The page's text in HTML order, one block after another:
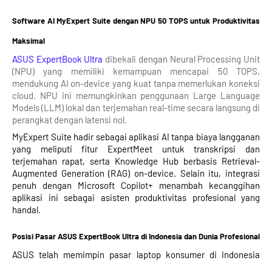
Software AI MyExpert Suite dengan NPU 50 TOPS untuk Produktivitas
Maksimal
ASUS ExpertBook Ultra dibekali dengan Neural Processing Unit
(NPU) yang memiliki kemampuan mencapai 50 TOPS,
mendukung AI on-device yang kuat tanpa memerlukan koneksi
cloud. NPU ini memungkinkan penggunaan Large Language
Models (LLM) lokal dan terjemahan real-time secara langsung di
perangkat dengan latensi nol.
MyExpert Suite hadir sebagai aplikasi AI tanpa biaya langganan
yang meliputi fitur ExpertMeet untuk transkripsi dan
terjemahan rapat, serta Knowledge Hub berbasis Retrieval-
Augmented Generation (RAG) on-device. Selain itu, integrasi
penuh dengan Microsoft Copilot+ menambah kecanggihan
aplikasi ini sebagai asisten produktivitas profesional yang
handal.
Posisi Pasar ASUS ExpertBook Ultra di Indonesia dan Dunia Profesional
ASUS telah memimpin pasar laptop konsumer di Indonesia